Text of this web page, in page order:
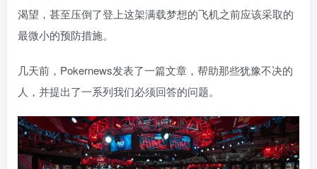
渴望，甚至压倒了登上这架满载梦想的飞机之前应该采取的
最微小的预防措施。
几天前，Pokernews发表了一篇文章，帮助那些犹豫不决的
人，并提出了一系列我们必须回答的问题。